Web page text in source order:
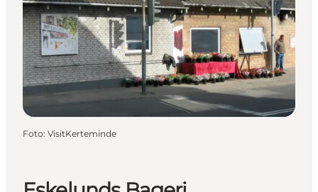
Book lokale oplevelser
Foto: VisitKerteminde